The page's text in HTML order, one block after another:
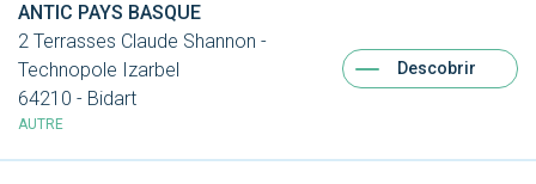
ANTIC PAYS BASQUE
2 Terrasses Claude Shannon -
Technopole Izarbel
64210 - Bidart
AUTRE
Descobrir